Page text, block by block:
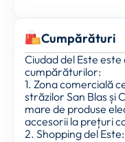
Cumpărături
Ciudad del Este
cumpărăturilor:
1. Zona comercială
străzilor San Blas și
mare de produse
accesorii la prețuri
2. Shopping del